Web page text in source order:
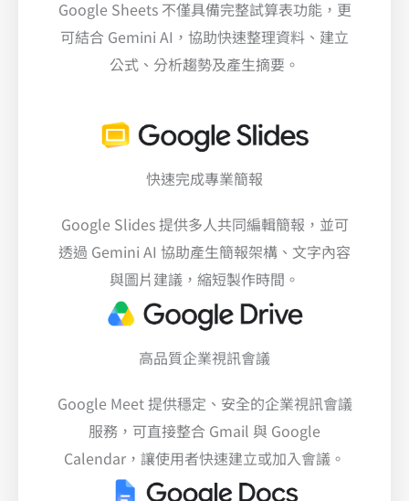
Google Sheets 不僅具備完整試算表功能，更
可結合 Gemini AI，協助快速整理資料、建立
公式、分析趨勢及產生摘要。
快速完成專業簡報
Google Slides 提供多人共同編輯簡報，並可
透過 Gemini AI 協助產生簡報架構、文字內容
與圖片建議，縮短製作時間。
高品質企業視訊會議
Google Meet 提供穩定、安全的企業視訊會議
服務，可直接整合 Gmail 與 Google
Calendar，讓使用者快速建立或加入會議。